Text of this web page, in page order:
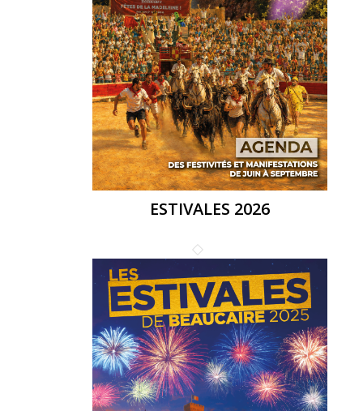
ESTIVALES 2026